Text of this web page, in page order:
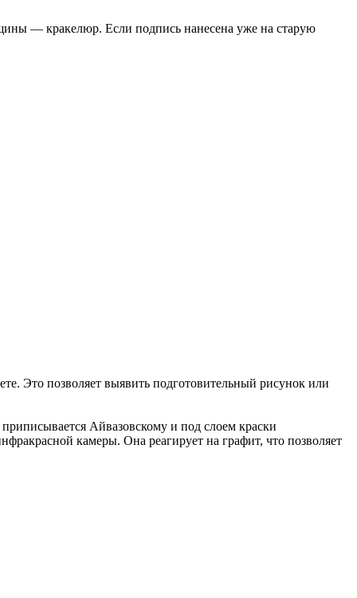
— кракелюр. Если подпись нанесена уже на старую
Это позволяет выявить подготовительный рисунок или
Айвазовскому и под слоем краски
камеры. Она реагирует на графит, что позволяет